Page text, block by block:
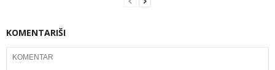
KOMENTARIŠI